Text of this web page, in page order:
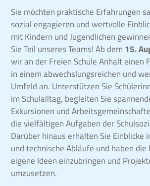
Sie möchten praktische Erfahrungen
sozial engagieren und wertvolle
mit Kindern und Jugendlichen
Sie Teil unseres Teams! Ab dem 15.
wir an der Freien Schule Anhalt einen
in einem abwechslungsreichen und
Umfeld an. Unterstützen Sie
im Schulalltag, begleiten Sie
Exkursionen und
die vielfältigen Aufgaben der
Darüber hinaus erhalten Sie Einblicke
und technische Abläufe und haben
eigene Ideen einzubringen und
umzusetzen.